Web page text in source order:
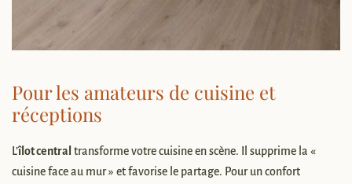
Pour les amateurs de cuisine et
réceptions
L’îlot central transforme votre cuisine en scène. Il supprime la «
cuisine face au mur » et favorise le partage. Pour un confort